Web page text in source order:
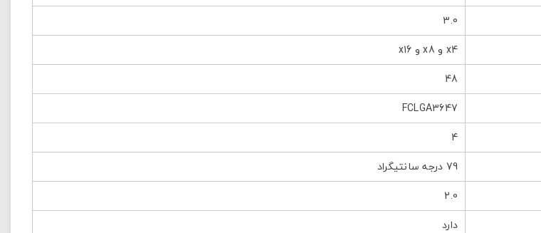
3.0
x4 و x8 و x16
48
FCLGA3647
4
79 درجه سانتیگراد
2.0
دارد